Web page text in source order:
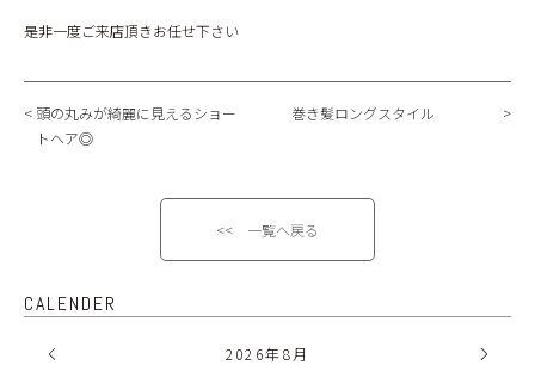
是非一度ご来店頂きお任せ下さい
頭の丸みが綺麗に見えるショー
トヘア◎
巻き髪ロングスタイル
<< 一覧へ戻る
CALENDER
2026年8月